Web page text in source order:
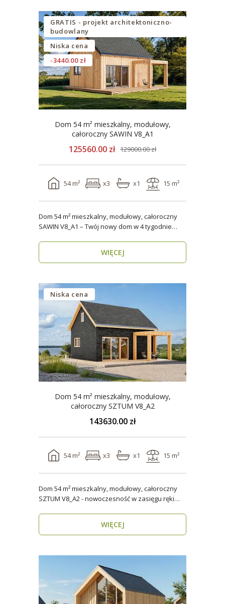
GRATIS - projekt architektoniczno-
budowlany
Niska cena
-3440.00 zł
Dom 54 m² mieszkalny, modułowy,
całoroczny SAWIN V8_A1
125560.00 zł 129000.00 zł
54 m² x3 x1 15 m²
Dom 54 m² mieszkalny, modułowy, całoroczny
SAWIN V8_A1 – Twój nowy dom w 4 tygodnie
WIĘCEJ
Niska cena
Dom 54 m² mieszkalny, modułowy,
całoroczny SZTUM V8_A2
143630.00 zł
54 m² x3 x1 15 m²
Dom 54 m² mieszkalny, modułowy, całoroczny
SZTUM V8_A2 - nowoczesność w zasięgu ręki
WIĘCEJ